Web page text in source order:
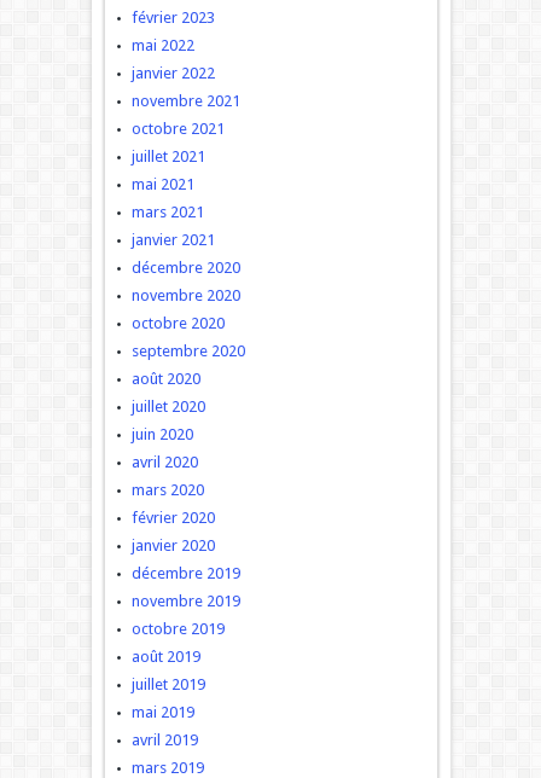
février 2023
mai 2022
janvier 2022
novembre 2021
octobre 2021
juillet 2021
mai 2021
mars 2021
janvier 2021
décembre 2020
novembre 2020
octobre 2020
septembre 2020
août 2020
juillet 2020
juin 2020
avril 2020
mars 2020
février 2020
janvier 2020
décembre 2019
novembre 2019
octobre 2019
août 2019
juillet 2019
mai 2019
avril 2019
mars 2019